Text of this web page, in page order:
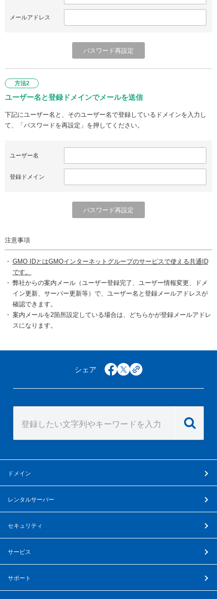
メールアドレス
方法2
ユーザー名と登録ドメインでメールを送信
下記にユーザー名と、そのユーザー名で登録しているドメインを入力し
て、「パスワードを再設定」を押してください。
ユーザー名
登録ドメイン
注意事項
GMO IDとはGMOインターネットグループのサービスで使える共通ID
です。
弊社からの案内メール（ユーザー登録完了、ユーザー情報変更、ドメ
イン更新、サーバー更新等）で、ユーザー名と登録メールアドレスが
確認できます。
案内メールを2箇所設定している場合は、どちらかが登録メールアドレ
スになります。
シェア facebook
x copy
ドメイン
レンタルサーバー
セキュリティ
サービス
サポート